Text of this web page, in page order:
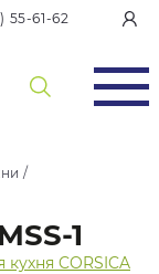
55-61-62
/
1
CORSICA